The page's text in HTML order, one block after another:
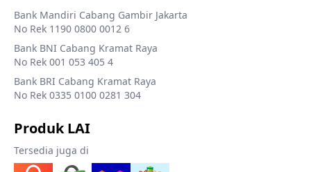
Bank Mandiri Cabang Gambir Jakarta
No Rek 1190 0800 0012 6
Bank BNI Cabang Kramat Raya
No Rek 001 053 405 4
Bank BRI Cabang Kramat Raya
No Rek 0335 0100 0281 304
Produk LAI
Tersedia juga di